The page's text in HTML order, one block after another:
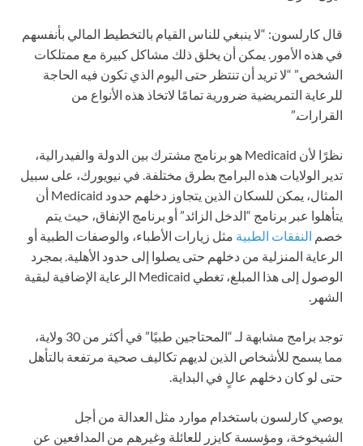
قال كارلسون: “لا ينبغي للناس القيام بالتخطيط المالي بأنفسهم
في هذه الأمور. يمكن أن يخلق ذلك مشاكل كبيرة مع ممتلكات
الشخص.” “لا تريد أن تنتظر حتى اليوم الذي تكون فيه الحاجة
للرعاية التمريضية ضرورية تمامًا لاتخاذ هذه الأنواع من
القرارات.”
نظرًا لأن Medicaid هو برنامج مشترك بين الدولة والفيدرالية،
تدير الولايات هذه البرامج بطرق مختلفة. في نيويورك، على سبيل
المثال، يمكن للسكان الذين يتجاوز دخلهم حدود Medicaid أن
يتأهلوا عبر برنامج “الدخل الزائد” أو برنامج الإنفاق، حيث يتم
خصم النفقات الطبية مثل زيارات الأطباء، والوصفات الطبية أو
الرعاية المنزلية من دخلهم حتى يصلوا إلى حدود الأهلية. بمجرد
الوصول إلى هذا المبلغ، تغطي Medicaid الرعاية الإضافية لبقية
الشهر.
توجد برامج مشابهة لـ “المحتاجين طبيًا” في أكثر من 30 ولاية،
مما يسمح للأشخاص الذين لديهم تكاليف صحية مرتفعة بالتأهل
حتى لو كان دخلهم عالٍ في البداية.
يوصي كارلسون باستخدام موارد مثل العدالة من أجل
الشيخوخة، ومؤسسة كايزر للعائلة وغيرهم من المدافعين عن